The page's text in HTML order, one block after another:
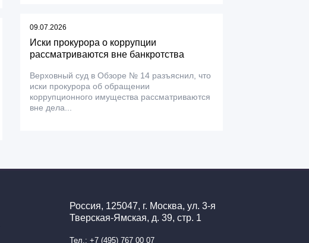
09.07.2026
Иски прокурора о коррупции
рассматриваются вне банкротства
Верховный суд в Обзоре № 14 разъяснил, что
иски прокурора об обращении
коррупционного имущества рассматриваются
вне дела...
Россия, 125047, г. Москва, ул. 3-я
Тверская-Ямская, д. 39, стр. 1
Тел.: +7 (495) 767 00 07